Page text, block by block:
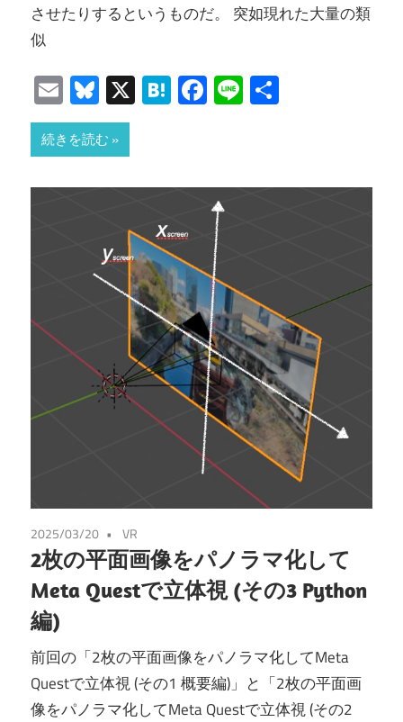
させたりするというものだ。 突如現れた大量の類
似
EmailBluesky
X Hatena
Facebook
Line
続きを読む
2025/03/20 VR
2枚の平面画像をパノラマ化して
Meta Questで立体視 (その3 Python
編)
前回の「2枚の平面画像をパノラマ化してMeta
Questで立体視 (その1 概要編)」と「2枚の平面画
像をパノラマ化してMeta Questで立体視 (その2